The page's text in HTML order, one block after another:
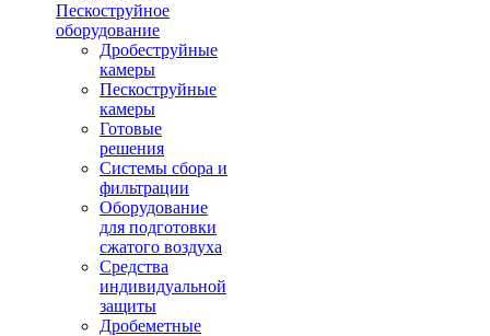
Пескоструйное
оборудование
Дробеструйные
камеры
Пескоструйные
камеры
Готовые
решения
Системы сбора и
фильтрации
Оборудование
для подготовки
сжатого воздуха
Средства
индивидуальной
защиты
Дробеметные